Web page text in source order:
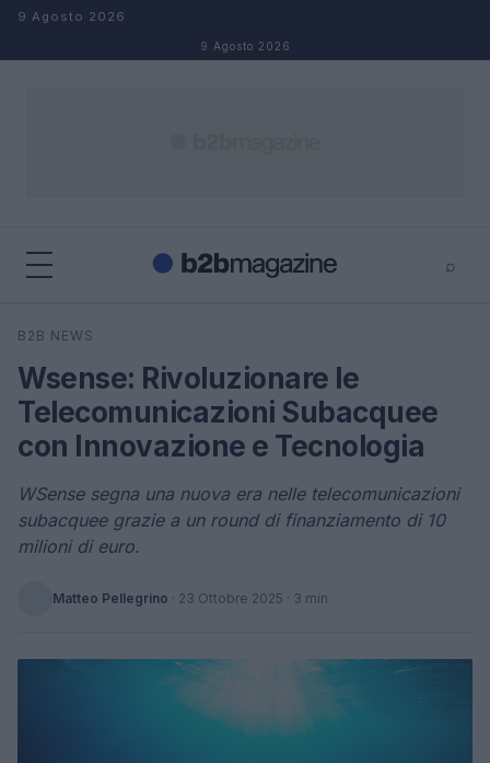
Salta al contenuto
9 Agosto 2026
9 Agosto 2026
⌕
Cerca
B2B NEWS
Wsense: Rivoluzionare le
Telecomunicazioni Subacquee
con Innovazione e Tecnologia
WSense segna una nuova era nelle telecomunicazioni
subacquee grazie a un round di finanziamento di 10
milioni di euro.
Matteo Pellegrino · 23 Ottobre 2025 · 3 min